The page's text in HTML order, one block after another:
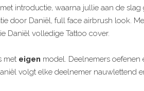
met introductie, waarna jullie aan de
door Daniël, full face airbrush look.
Daniël volledige Tattoo cover.
met eigen model. Deelnemers
volgt elke deelnemer nauwlettend